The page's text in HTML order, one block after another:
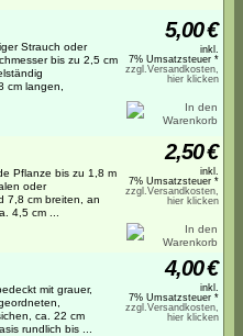
Strauch oder
bis zu 2,5 cm
cm langen,
5,00€
inkl.
7% Umsatzsteuer *
zzgl.Versandkosten,
hier klicken
Pflanze bis zu 1,8 m
oder
7,8 cm breiten, an
4,5 cm ...
2,50€
inkl.
7% Umsatzsteuer *
zzgl.Versandkosten,
hier klicken
mit grauer,
ca. 22 cm
rundlich bis ...
4,00€
inkl.
7% Umsatzsteuer *
zzgl.Versandkosten,
hier klicken